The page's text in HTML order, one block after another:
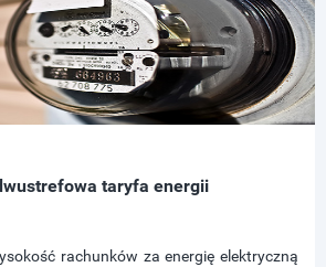
taryfa energii
rachunków za energię elektryczną